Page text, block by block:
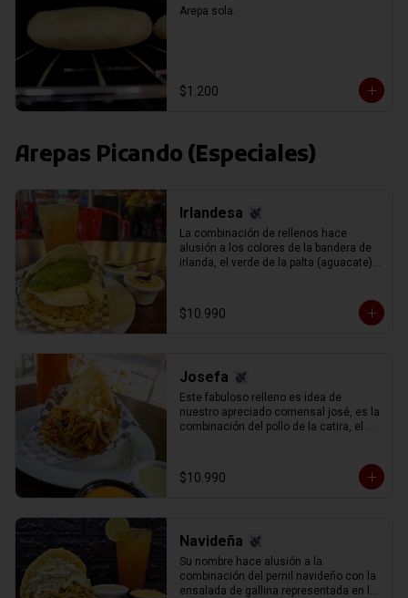
Arepa sola.
$1.200
Arepas Picando (Especiales)
Irlandesa
La combinación de rellenos hace
alusión a los colores de la bandera de
irlanda, el verde de la palta (aguacate)
(pechuga de pollo sazonado en su
caldo y mechado, separado en hebras
$10.990
Josefa
Este fabuloso relleno es idea de
nuestro apreciado comensal josé, es la
combinación del pollo de la catira, el
$10.990
Navideña
Su nombre hace alusión a la
combinación del pernil navideño con la
ensalada de gallina representada en la